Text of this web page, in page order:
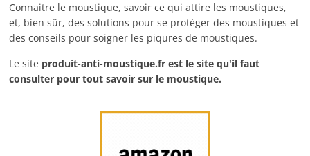
Connaitre le moustique, savoir ce qui attire les moustiques,
et, bien sûr, des solutions pour se protéger des moustiques et
des conseils pour soigner les piqures de moustiques.
Le site produit-anti-moustique.fr est le site qu'il faut
consulter pour tout savoir sur le moustique.